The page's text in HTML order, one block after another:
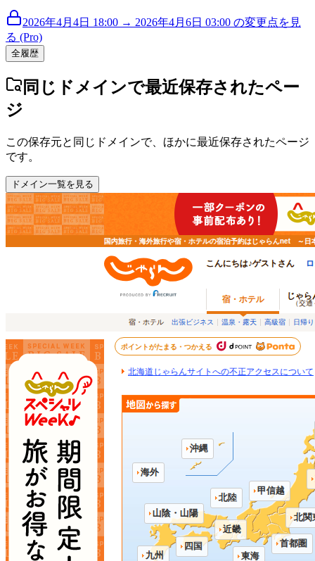
2026年4月4日 18:00 → 2026年4月6日 03:00 の変更点を見
る (Pro)
全履歴
同じドメインで最近保存されたペー
ジ
この保存元と同じドメインで、ほかに最近保存されたページ
です。
ドメイン一覧を見る